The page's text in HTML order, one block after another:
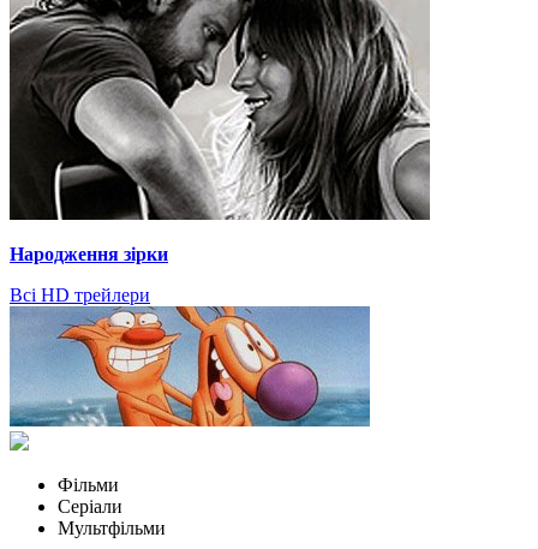
Народження зірки
Всі HD трейлери
Фільми
Серіали
Мультфільми